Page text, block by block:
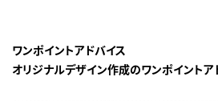
ワンポイントアドバイス
オリジナルデザイン作成のワンポイントア